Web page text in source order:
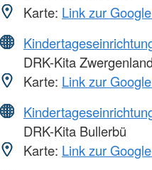
Karte: Link zur
DRK-Kita Zwergenland
Karte: Link zur
DRK-Kita Bullerbü
Karte: Link zur